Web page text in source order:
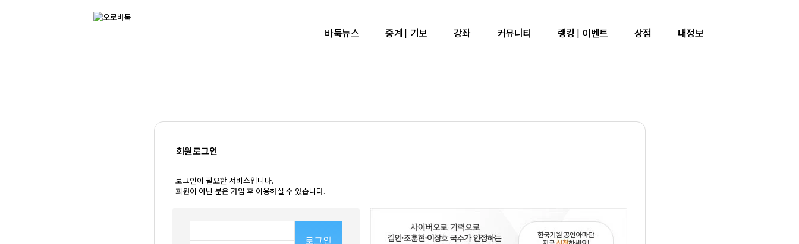
바둑뉴스 중계 | 기보 강좌 커뮤니티 랭킹 | 이벤트 상점 내정보
회원로그인
로그인이 필요한 서비스입니다.
회원이 아닌 분은 가입 후 이용하실 수 있습니다.
로그인